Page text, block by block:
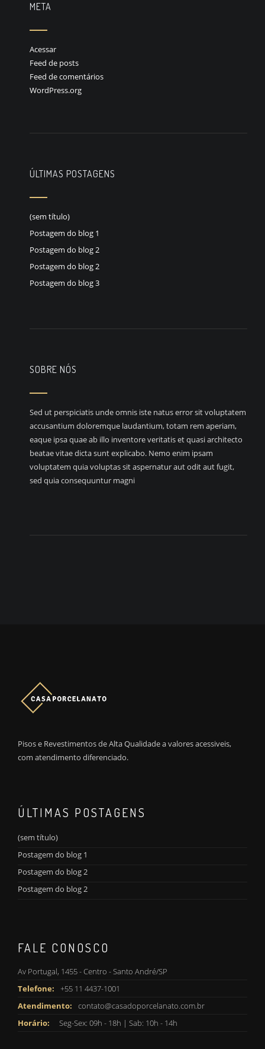
META
Acessar
Feed de posts
Feed de comentários
WordPress.org
ÚLTIMAS POSTAGENS
(sem título)
Postagem do blog 1
Postagem do blog 2
Postagem do blog 2
Postagem do blog 3
SOBRE NÓS
Sed ut perspiciatis unde omnis iste natus error sit voluptatem
accusantium doloremque laudantium, totam rem aperiam,
eaque ipsa quae ab illo inventore veritatis et quasi architecto
beatae vitae dicta sunt explicabo. Nemo enim ipsam
voluptatem quia voluptas sit aspernatur aut odit aut fugit,
sed quia consequuntur magni
Pisos e Revestimentos de Alta Qualidade a valores acessiveis,
com atendimento diferenciado.
ÚLTIMAS POSTAGENS
(sem título)
Postagem do blog 1
Postagem do blog 2
Postagem do blog 2
FALE CONOSCO
Av Portugal, 1455 - Centro - Santo André/SP
Telefone:
+55 11 4437-1001
Atendimento:
contato@casadoporcelanato.com.br
Horário:
Seg-Sex: 09h - 18h | Sab: 10h - 14h